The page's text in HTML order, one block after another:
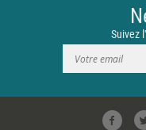
Suivez